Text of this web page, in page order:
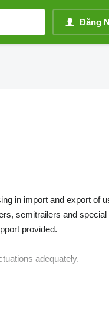
Đăng
in import and export of
semitrailers and
provided.
adequately.